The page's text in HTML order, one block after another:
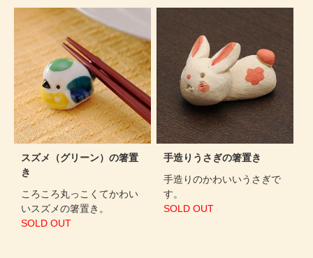
スズメ（グリーン）の箸置
き
ころころ丸っこくてかわい
いスズメの箸置き。
SOLD OUT
手造りうさぎの箸置き
手造りのかわいいうさぎで
す。
SOLD OUT